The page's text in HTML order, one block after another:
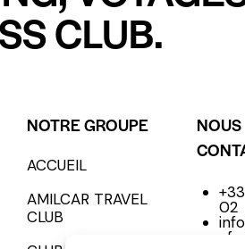
CLUB.
NOTRE GROUPE
ACCUEIL
AMILCAR TRAVEL
CLUB
NOUS
02
r.fr